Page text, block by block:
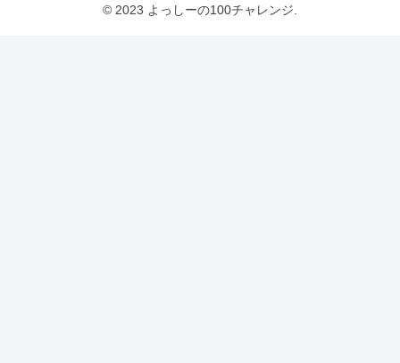
© 2023 よっしーの100チャレンジ.